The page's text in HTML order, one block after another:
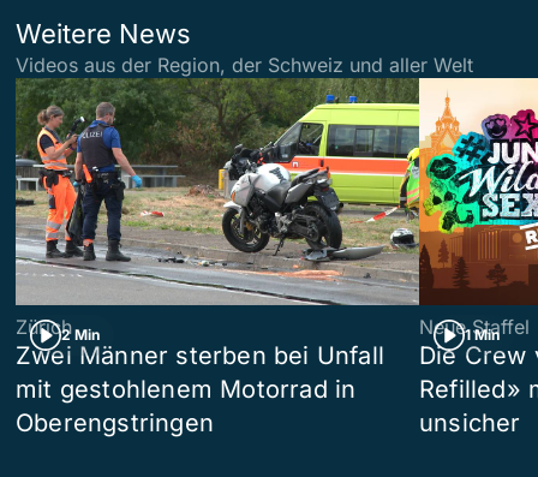
Weitere News
Videos aus der Region, der Schweiz und aller Welt
2 Min
Zürich
Zwei Männer sterben bei Unfall
mit gestohlenem Motorrad in
Oberengstringen
1 Min
Neue Staffel
Die Crew
Refilled»
unsicher